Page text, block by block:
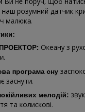
наш розумний датчик
малюка.
ПРОЕКТОР: Океану з
програма сну
заснути.
мелодій:
та колискові.